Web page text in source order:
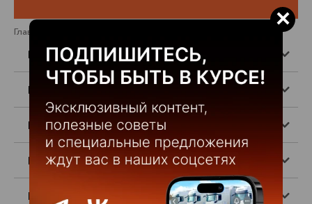
Главная
Mercedes-Benz
КАМАЗ
Hyundai
Mitsubishi FUSO
FOTON
×